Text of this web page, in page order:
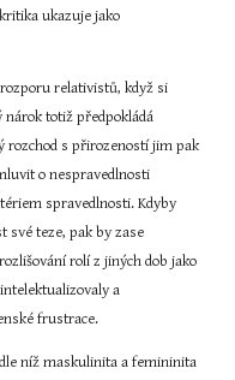
ukazuje jako
relativistů, když si
nárok totiž předpokládá
rozchod s přirozeností jim pak
o nespravedlnosti
spravedlnosti. Kdyby
své teze, pak by zase
rolí z jiných dob jako
a
frustrace.
níž maskulinita a femininita